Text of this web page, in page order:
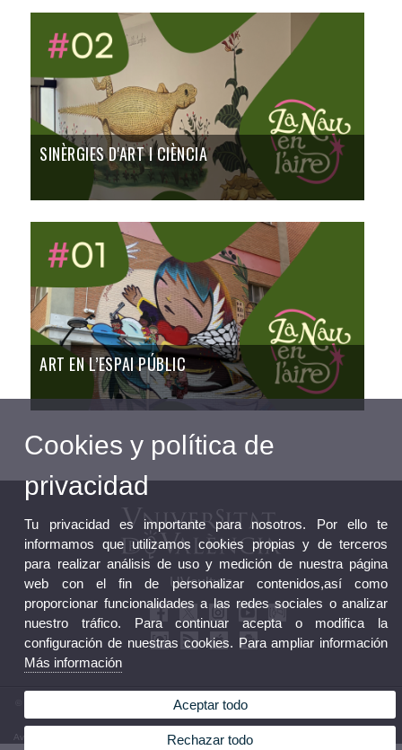
SINÈRGIES D'ART I CIÈNCIA
ART EN L’ESPAI PÚBLIC
UVcultura
© 2026 UV. - Calle de la Universidad, 2. 46003 Valencia, España.Teléfono: (+34) 96 386 43
Aviso legal Política privacidad|Cookies|Transparencia
Cookies y política de
privacidad
Tu privacidad es importante para nosotros. Por ello te
informamos que utilizamos cookies propias y de terceros
para realizar análisis de uso y medición de nuestra página
web con el fin de personalizar contenidos,así como
proporcionar funcionalidades a las redes sociales o analizar
nuestro tráfico. Para continuar acepta o modifica la
configuración de nuestras cookies. Para ampliar información
Más información
Aceptar todo
Rechazar todo